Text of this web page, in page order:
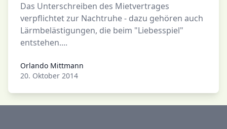
Das Unterschreiben des Mietvertrages
verpflichtet zur Nachtruhe - dazu gehören auch
Lärmbelästigungen, die beim "Liebesspiel"
entstehen....
Orlando Mittmann
Orlando Mittmann
20. Oktober 2014